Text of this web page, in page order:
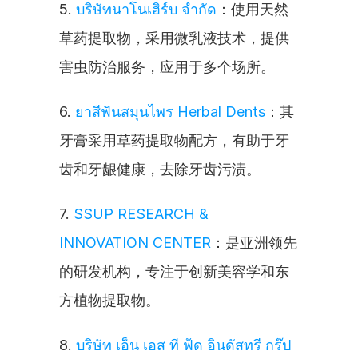
5. บริษัทนาโนเฮิร์บ จำกัด ：使用天然
草药提取物，采用微乳液技术，提供
害虫防治服务，应用于多个场所。
6. ยาสีฟันสมุนไพร Herbal Dents ：其
牙膏采用草药提取物配方，有助于牙
齿和牙龈健康，去除牙齿污渍。
7. SSUP RESEARCH &
INNOVATION CENTER ：是亚洲领先
的研发机构，专注于创新美容学和东
方植物提取物。
8. บริษัท เอ็น เอส ที ฟู้ด อินดัสทรี กรุ๊ป